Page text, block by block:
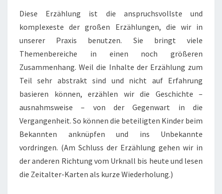
Diese Erzählung ist die anspruchsvollste und
komplexeste der großen Erzählungen, die wir in
unserer Praxis benutzen. Sie bringt viele
Themenbereiche in einen noch größeren
Zusammenhang. Weil die Inhalte der Erzählung zum
Teil sehr abstrakt sind und nicht auf Erfahrung
basieren können, erzählen wir die Geschichte –
ausnahmsweise – von der Gegenwart in die
Vergangenheit. So können die beteiligten Kinder beim
Bekannten anknüpfen und ins Unbekannte
vordringen. (Am Schluss der Erzählung gehen wir in
der anderen Richtung vom Urknall bis heute und lesen
die Zeitalter-Karten als kurze Wiederholung.)